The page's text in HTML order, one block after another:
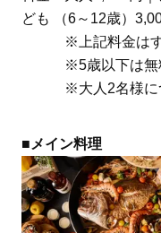
ども （6～12歳）
※上記料金はすべ
※5歳以下は無料
※大人2名様につ
■メイン料理